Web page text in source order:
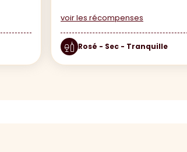
voir les récompenses
Rosé - Sec - Tranquille